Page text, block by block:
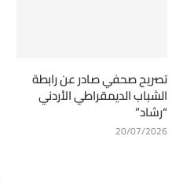
تصريح صحفي صادر عن رابطة
الشباب الديمقراطي الأردني
“رشاد”
20/07/2026